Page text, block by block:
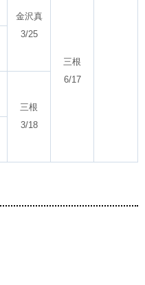
金沢真
3/25
三根
6/17
三根
3/18